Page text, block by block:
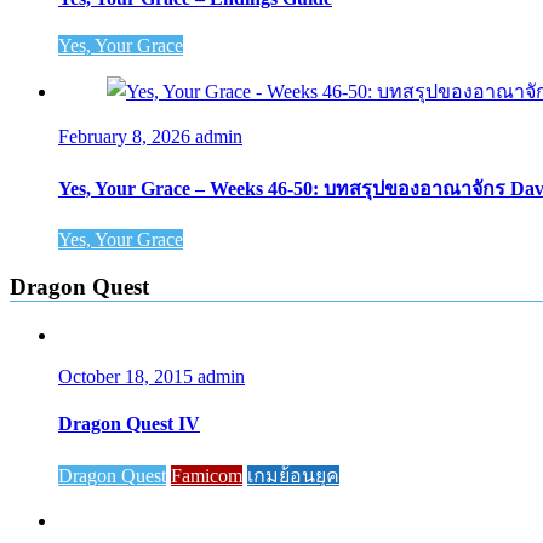
Yes, Your Grace
February 8, 2026 admin
Yes, Your Grace – Weeks 46-50: บทสรุปของอาณาจักร
Yes, Your Grace
Dragon Quest
October 18, 2015 admin
Dragon Quest IV
Dragon Quest Famicom เกมย้อนยุค